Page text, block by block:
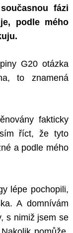
fázi
podle mého
G20 otázka
to znamená
fakticky
říct, že tyto
a podle mého
lépe pochopili,
A domnívám
s nimiž jsem se